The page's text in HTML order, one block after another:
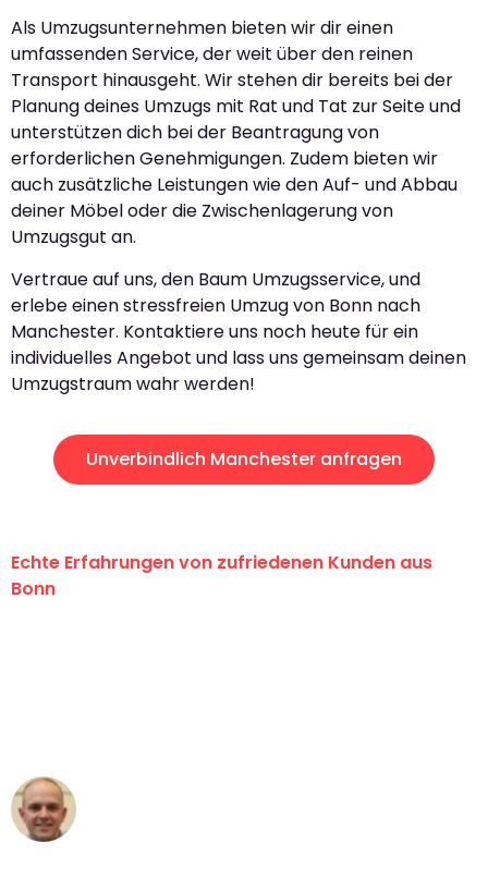
Als Umzugsunternehmen bieten wir dir einen
umfassenden Service, der weit über den reinen
Transport hinausgeht. Wir stehen dir bereits bei der
Planung deines Umzugs mit Rat und Tat zur Seite und
unterstützen dich bei der Beantragung von
erforderlichen Genehmigungen. Zudem bieten wir
auch zusätzliche Leistungen wie den Auf- und Abbau
deiner Möbel oder die Zwischenlagerung von
Umzugsgut an.
Vertraue auf uns, den Baum Umzugsservice, und
erlebe einen stressfreien Umzug von Bonn nach
Manchester. Kontaktiere uns noch heute für ein
individuelles Angebot und lass uns gemeinsam deinen
Umzugstraum wahr werden!
Unverbindlich Manchester anfragen
Echte Erfahrungen von zufriedenen Kunden aus
Bonn